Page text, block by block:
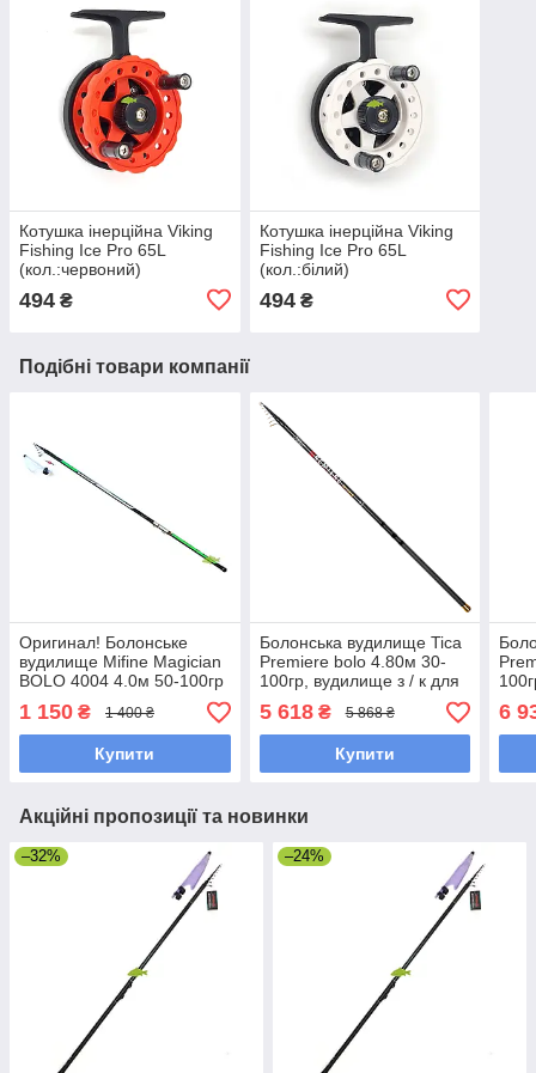
Котушка інерційна Viking
Fishing Ice Pro 65L
(кол.:червоний)
494 ₴
Котушка інерційна Viking
Fishing Ice Pro 65L
(кол.:білий)
494₴
Подібні товари компанії
Оригинал! Болонське
вудилище Mifine Magician
BOLO 4004 4.0м 50-100гр
(10319), вудилище під
боковий кивок
1 150 ₴ 1 400 ₴
Купити
Болонська вудилище Tica
Premiere bolo 4.80м 30-
100гр, вудилище з / к для
бокового кивку
5 618₴ 5 868 ₴
Купити
6
Акційні пропозиції та новинки
–32% –24%